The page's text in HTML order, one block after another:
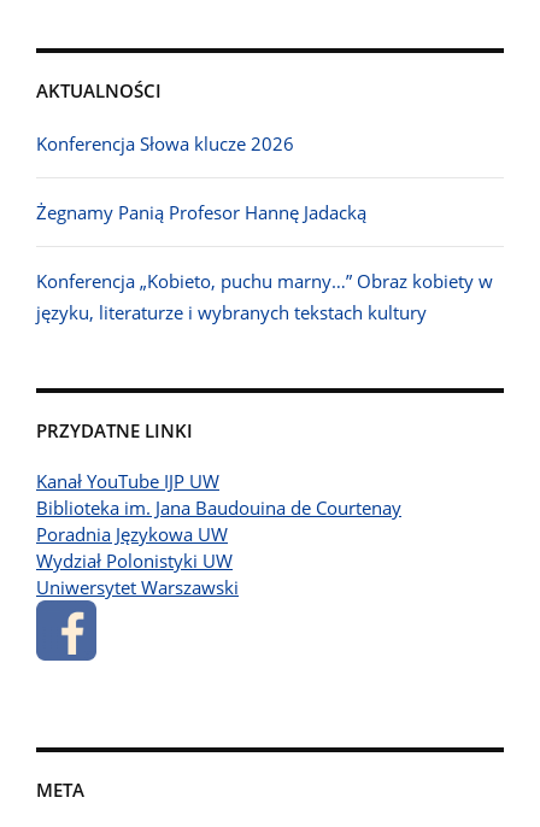
AKTUALNOŚCI
Konferencja Słowa klucze 2026
Żegnamy Panią Profesor Hannę Jadacką
Konferencja „Kobieto, puchu marny…” Obraz kobiety w
języku, literaturze i wybranych tekstach kultury
PRZYDATNE LINKI
Kanał YouTube IJP UW
Biblioteka im. Jana Baudouina de Courtenay
Poradnia Językowa UW
Wydział Polonistyki UW
Uniwersytet Warszawski
META